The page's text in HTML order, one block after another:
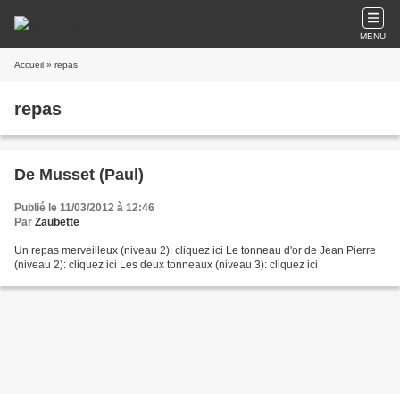
MENU
Accueil » repas
repas
De Musset (Paul)
Publié le 11/03/2012 à 12:46
Par Zaubette
Un repas merveilleux (niveau 2): cliquez ici Le tonneau d'or de Jean Pierre
(niveau 2): cliquez ici Les deux tonneaux (niveau 3): cliquez ici